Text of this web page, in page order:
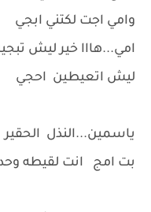
وامي اجت لكتني ابجي
امي...هااا خير ليش
ليش اتعيطين احجي
ياسمين...النذل
بت امج انت لقيطه